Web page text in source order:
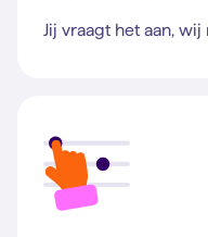
Jij vraagt het aan,